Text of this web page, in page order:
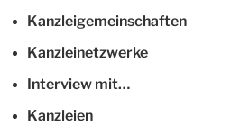
Kanzleigemeinschaften
Kanzleinetzwerke
Interview mit…
Kanzleien